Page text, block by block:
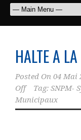
HALTE A
Posted On 04 Mai
Off
Tag: SNPM-
Municipaux